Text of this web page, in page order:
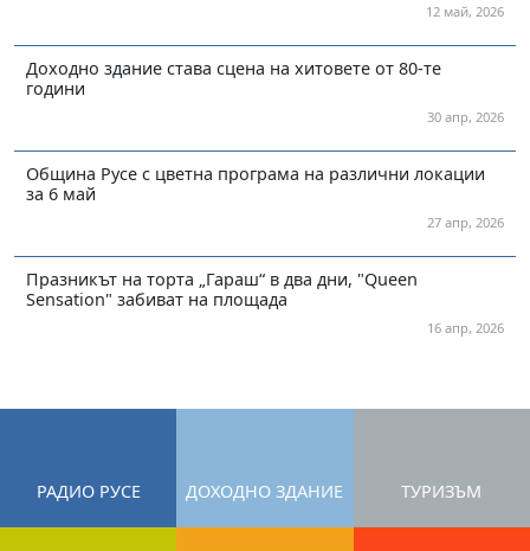
12 май, 2026
Доходно здание става сцена на хитовете от 80-те
години
30 апр, 2026
Община Русе с цветна програма на различни локации
за 6 май
27 апр, 2026
Празникът на торта „Гараш“ в два дни, "Queen
Sensation" забиват на площада
16 апр, 2026
РАДИО РУСЕ ДОХОДНО ЗДАНИЕ ТУРИЗЪМ